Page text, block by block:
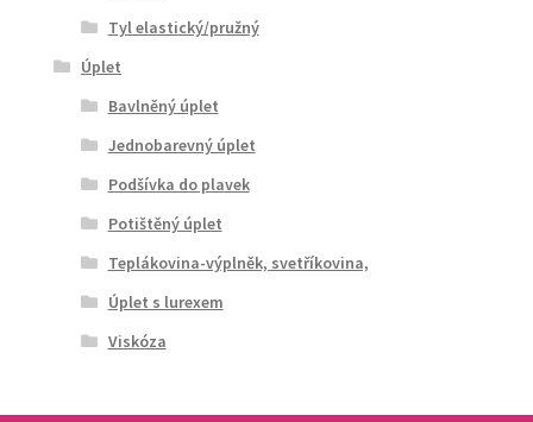
Tyl elastický/pružný
Úplet
Bavlněný úplet
Jednobarevný úplet
Podšívka do plavek
Potištěný úplet
Teplákovina-výplněk, svetříkovina,
Úplet s lurexem
Viskóza